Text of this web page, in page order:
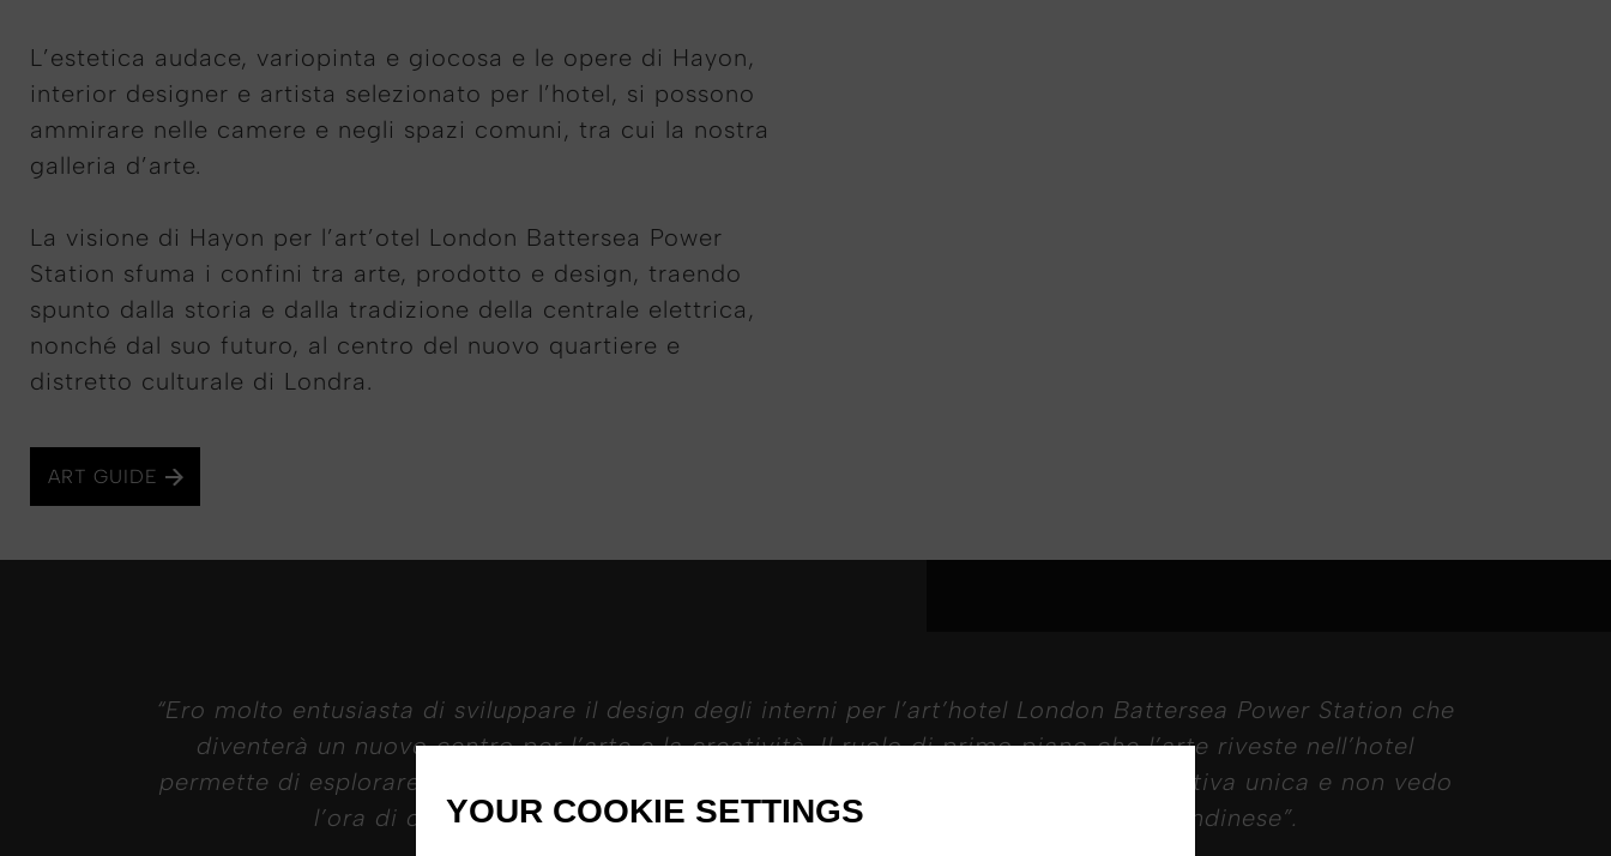
L’estetica audace, variopinta e giocosa e le opere di Hayon,
interior designer e artista selezionato per l’hotel, si possono
ammirare nelle camere e negli spazi comuni, tra cui la nostra
galleria d’arte.
La visione di Hayon per l’art’otel London Battersea Power
Station sfuma i confini tra arte, prodotto e design, traendo
spunto dalla storia e dalla tradizione della centrale elettrica,
nonché dal suo futuro, al centro del nuovo quartiere e
distretto culturale di Londra.
ART GUIDE
“Ero molto entusiasta di sviluppare il design degli interni per l’art’hotel London Battersea Power Station che
diventerà un nuovo centro per l’arte e la creatività. Il ruolo di primo piano che l’arte riveste nell’hotel
permette di esplorare l’interazione tra arte, prodotto e interior design da una prospettiva unica e non vedo
l’ora di creare qualcosa di davvero speciale in questa iconica location londinese”.
YOUR COOKIE SETTINGS